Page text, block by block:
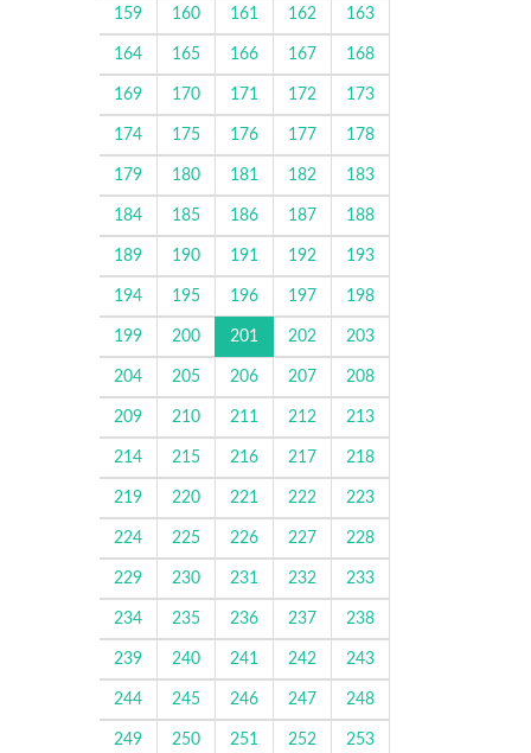
159 160 161 162 163
164 165 166 167 168
169 170 171 172 173
174 175 176 177 178
179 180 181 182 183
184 185 186 187 188
189 190 191 192 193
194 195 196 197 198
199 200 201 202 203
204 205 206 207 208
209 210 211 212 213
214 215 216 217 218
219 220 221 222 223
224 225 226 227 228
229 230 231 232 233
234 235 236 237 238
239 240 241 242 243
244 245 246 247 248
249 250 251 252 253